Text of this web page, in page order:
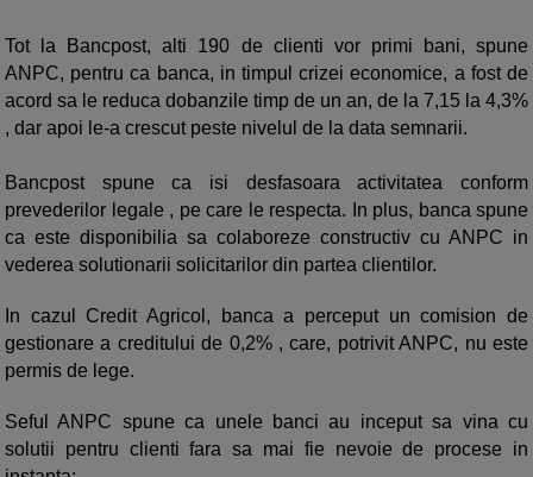
Tot la Bancpost, alti 190 de clienti vor primi bani, spune
ANPC, pentru ca banca, in timpul crizei economice, a fost de
acord sa le reduca dobanzile timp de un an, de la 7,15 la 4,3%
, dar apoi le-a crescut peste nivelul de la data semnarii.
Bancpost spune ca isi desfasoara activitatea conform
prevederilor legale , pe care le respecta. In plus, banca spune
ca este disponibilia sa colaboreze constructiv cu ANPC in
vederea solutionarii solicitarilor din partea clientilor.
In cazul Credit Agricol, banca a perceput un comision de
gestionare a creditului de 0,2% , care, potrivit ANPC, nu este
permis de lege.
Seful ANPC spune ca unele banci au inceput sa vina cu
solutii pentru clienti fara sa mai fie nevoie de procese in